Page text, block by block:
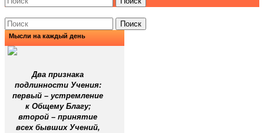
Поиск
Мысли на каждый день
Два признака
подлинности Учения:
первый – устремление
к Общему Благу;
второй – принятие
всех бывших Учений,